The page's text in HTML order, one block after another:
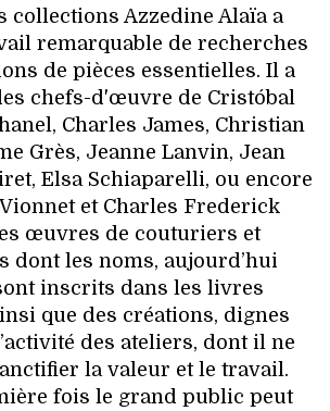
collections Azzedine Alaïa a
remarquable de recherches
de pièces essentielles. Il a
chefs-d'œuvre de Cristóbal
Charles James, Christian
Grès, Jeanne Lanvin, Jean
Elsa Schiaparelli, ou encore
et Charles Frederick
œuvres de couturiers et
dont les noms, aujourd’hui
inscrits dans les livres
que des créations, dignes
des ateliers, dont il ne
la valeur et le travail.
fois le grand public peut